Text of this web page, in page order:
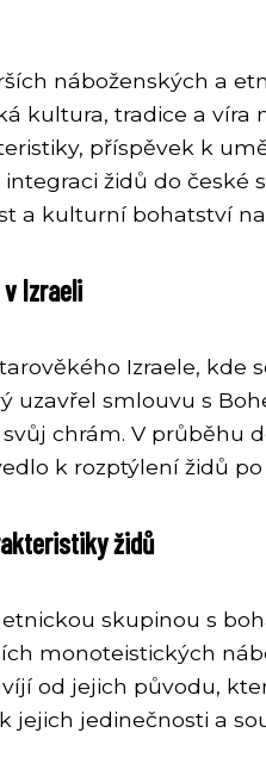
náboženských a
kultura, tradice a
příspěvek k
židů do
a kulturní bohatství
Izraeli
Izraele,
uzavřel smlouvu s
chrám. V průběhu
k rozptýlení židů
židů
skupinou s
monoteistických
od jejich původu,
jejich jedinečnosti a